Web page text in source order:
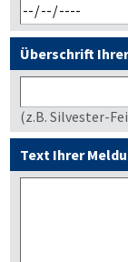
Überschrift
(z.B. Silvester-
Text Ihrer